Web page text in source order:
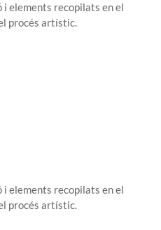
i elements recopilats en el
procés artístic.
i elements recopilats en el
procés artístic.